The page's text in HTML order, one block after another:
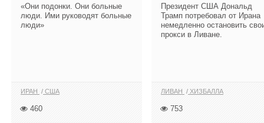
«Они подонки. Они больные
люди. Ими руководят больные
люди»
ИРАН США
460
Президент США Дональд
Трамп потребовал от Ирана
немедленно остановить
прокси в Ливане.
ЛИВАН ХИЗБАЛЛА
753